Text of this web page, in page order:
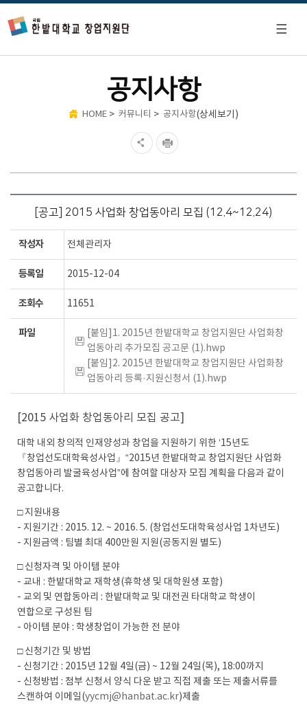
공지사항
HOME > 커뮤니티 > 공지사항(상세보기)
[공고] 2015 사업화 창업동아리 모집 (12.4~12.24)
작성자 전체관리자
등록일 2015-12-04
조회수 11651
파일
[붙임]1. 2015년 한밭대학교 창업지원단 사업화창
업동아리 추가모집 공고문 (1).hwp
[붙임]2. 2015년 한밭대학교 창업지원단 사업화창
업동아리 등록·지원신청서 (1).hwp
[2015 사업화 창업동아리 모집 공고]
대학 내외 창의적 인재양성과 창업을 지원하기 위한 ‘15년도
『창업선도대학육성사업』“2015년 한밭대학교 창업지원단 사업화
창업동아리 발굴육성사업”에 참여할 대상자 모집 계획을 다음과 같이
공고합니다.
□ 지원내용
- 지원기간 : 2015. 12. ~ 2016. 5. (창업선도대학육성사업 1차년도)
- 지원금액 : 팀별 최대 400만원 지원(공동지원 별도)
□ 신청자격 및 아이템 분야
- 교내 : 한밭대학교 재학생(휴학생 및 대학원생 포함)
- 교외 및 연합동아리 : 한밭대학교 및 대전권 타대학교 학생이
연합으로 구성된 팀
- 아이템 분야 : 학생창업이 가능한 전 분야
□ 신청기간 및 방법
- 신청기간 : 2015년 12월 4일(금) ~ 12월 24일(목), 18:00까지
- 신청방법 : 첨부 신청서 양식 다운 받고 직접 제출 또는 제출서류를
스캔하여 이메일(yycmj@hanbat.ac.kr)제출